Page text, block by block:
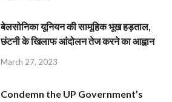
बेलसोनिका यूनियन की सामूहिक भूख हड़ताल,
छंटनी के खिलाफ आंदोलन तेज करने का आह्वान
March 27, 2023
Condemn the UP Government’s